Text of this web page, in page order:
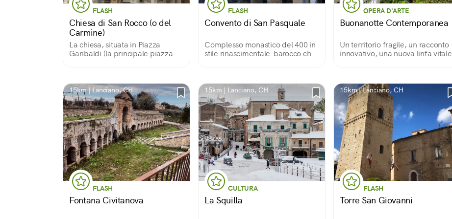
FLASH
Chiesa di San Rocco (o del
Carmine)
La chiesa, situata in Piazza
Garibaldi (la principale piazza di
Carmelitani che fu fondato nel
1603.
FLASH
Convento di San Pasquale
Complesso monastico del 400 in
stile rinascimentale-barocco che
del 1709.
OPERA D'ARTE
Buonanotte Contemporanea
Un territorio fragile, un racconto
innovativo, una nuova linfa vitale
15km | Lanciano, CH
FLASH
Fontana Civitanova
15km | Lanciano, CH
CULTURA
La Squilla
15km | Lanciano, CH
FLASH
Torre San Giovanni